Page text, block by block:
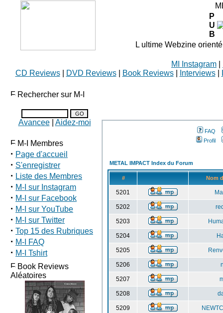
P
U
B
L ultime Webzine
MI Instagram
CD Reviews| DVD Reviews| Book Reviews| Interviews|
Rechercher sur M-I
Avancee| Aidez-moi
M-I Membres
· Page d'accueil
· S'enregistrer
· Liste des Membres
· M-I sur Instagram
· M-I sur Facebook
· M-I sur YouTube
· M-I sur Twitter
· Top 15 des Rubriques
· M-I FAQ
· M-I Tshirt
Book Reviews
Aléatoires
FAQ
Profil
METAL IMPACT Index du Forum
# Nom
5201
5202
5203
5204
5205
5206
5207
5208
5209